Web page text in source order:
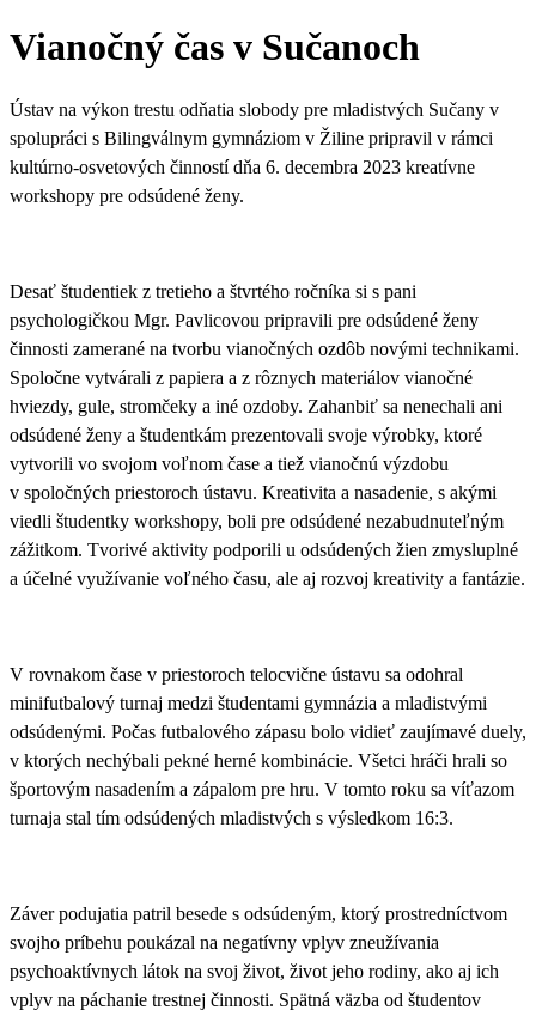
Vianočný čas v Sučanoch
Ústav na výkon trestu odňatia slobody pre mladistvých Sučany v
spolupráci s Bilingválnym gymnáziom v Žiline pripravil v rámci
kultúrno-osvetových činností dňa 6. decembra 2023 kreatívne
workshopy pre odsúdené ženy.
Desať študentiek z tretieho a štvrtého ročníka si s pani
psychologičkou Mgr. Pavlicovou pripravili pre odsúdené ženy
činnosti zamerané na tvorbu vianočných ozdôb novými technikami.
Spoločne vytvárali z papiera a z rôznych materiálov vianočné
hviezdy, gule, stromčeky a iné ozdoby. Zahanbiť sa nenechali ani
odsúdené ženy a študentkám prezentovali svoje výrobky, ktoré
vytvorili vo svojom voľnom čase a tiež vianočnú výzdobu
v spoločných priestoroch ústavu. Kreativita a nasadenie, s akými
viedli študentky workshopy, boli pre odsúdené nezabudnuteľným
zážitkom. Tvorivé aktivity podporili u odsúdených žien zmysluplné
a účelné využívanie voľného času, ale aj rozvoj kreativity a fantázie.
V rovnakom čase v priestoroch telocvične ústavu sa odohral
minifutbalový turnaj medzi študentami gymnázia a mladistvými
odsúdenými. Počas futbalového zápasu bolo vidieť zaujímavé duely,
v ktorých nechýbali pekné herné kombinácie. Všetci hráči hrali so
športovým nasadením a zápalom pre hru. V tomto roku sa víťazom
turnaja stal tím odsúdených mladistvých s výsledkom 16:3.
Záver podujatia patril besede s odsúdeným, ktorý prostredníctvom
svojho príbehu poukázal na negatívny vplyv zneužívania
psychoaktívnych látok na svoj život, život jeho rodiny, ako aj ich
vplyv na páchanie trestnej činnosti. Spätná väzba od študentov